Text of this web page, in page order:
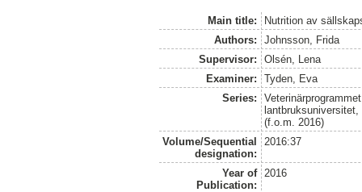
Main title:
Nutrition av
Authors:
Johnsson, Frida
Supervisor:
Olsén, Lena
Examiner:
Tyden, Eva
Series:
(f.o.m. 2016)
Volume/Sequential
designation:
2016:37
Year of
Publication:
2016